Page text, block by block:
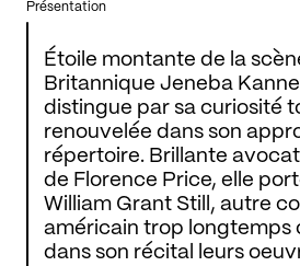
Présentation
Étoile montante de la
Britannique Jeneba
distingue par sa curiosité
renouvelée dans son
répertoire. Brillante
de Florence Price, elle
William Grant Still, autre
américain trop longtemps
dans son récital leurs